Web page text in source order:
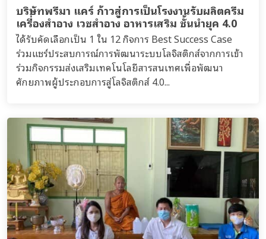
บริษัทพรีมา แคร์ ก้าวสู่การเป็นโรงงานรับผลิตครีม
เครื่องสำอาง เวชสำอาง อาหารเสริม ชั้นนำยุค 4.0
ได้รับคัดเลือกเป็น 1 ใน 12 กิจการ Best Success Case
ร่วมแชร์ประสบการณ์การพัฒนาระบบโลจิสติกส์จากการเข้า
ร่วมกิจกรรมส่งเสริมเทคโนโลยีสารสนเทศเพื่อพัฒนา
ศักยภาพผู้ประกอบการสู่โลจิสติกส์ 4.0...